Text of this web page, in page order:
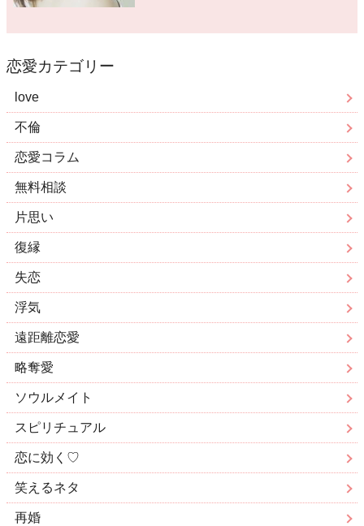
恋愛カテゴリー
love
不倫
恋愛コラム
無料相談
片思い
復縁
失恋
浮気
遠距離恋愛
略奪愛
ソウルメイト
スピリチュアル
恋に効く♡
笑えるネタ
再婚